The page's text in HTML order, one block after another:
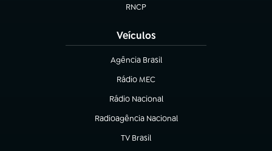
RNCP
(abre em nova aba)
Veículos
Agência Brasil
(abre em nova aba)
Rádio MEC
(abre em nova aba)
Rádio Nacional
Radioagência Nacional
(abre em nova aba)
TV Brasil
(abre em nova aba)